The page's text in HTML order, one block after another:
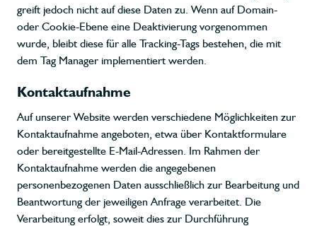
greift jedoch nicht auf diese Daten zu. Wenn auf Domain-
oder Cookie-Ebene eine Deaktivierung vorgenommen
wurde, bleibt diese für alle Tracking-Tags bestehen, die mit
dem Tag Manager implementiert werden.
Kontaktaufnahme
Auf unserer Website werden verschiedene Möglichkeiten zur
Kontaktaufnahme angeboten, etwa über Kontaktformulare
oder bereitgestellte E-Mail-Adressen. Im Rahmen der
Kontaktaufnahme werden die angegebenen
personenbezogenen Daten ausschließlich zur Bearbeitung und
Beantwortung der jeweiligen Anfrage verarbeitet. Die
Verarbeitung erfolgt, soweit dies zur Durchführung